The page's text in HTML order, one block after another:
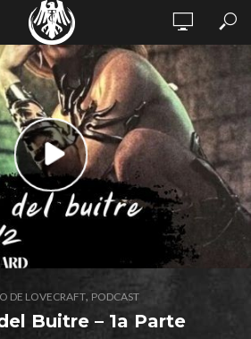
DE LOVECRAFT, PODCAST
Buitre – 1a Parte